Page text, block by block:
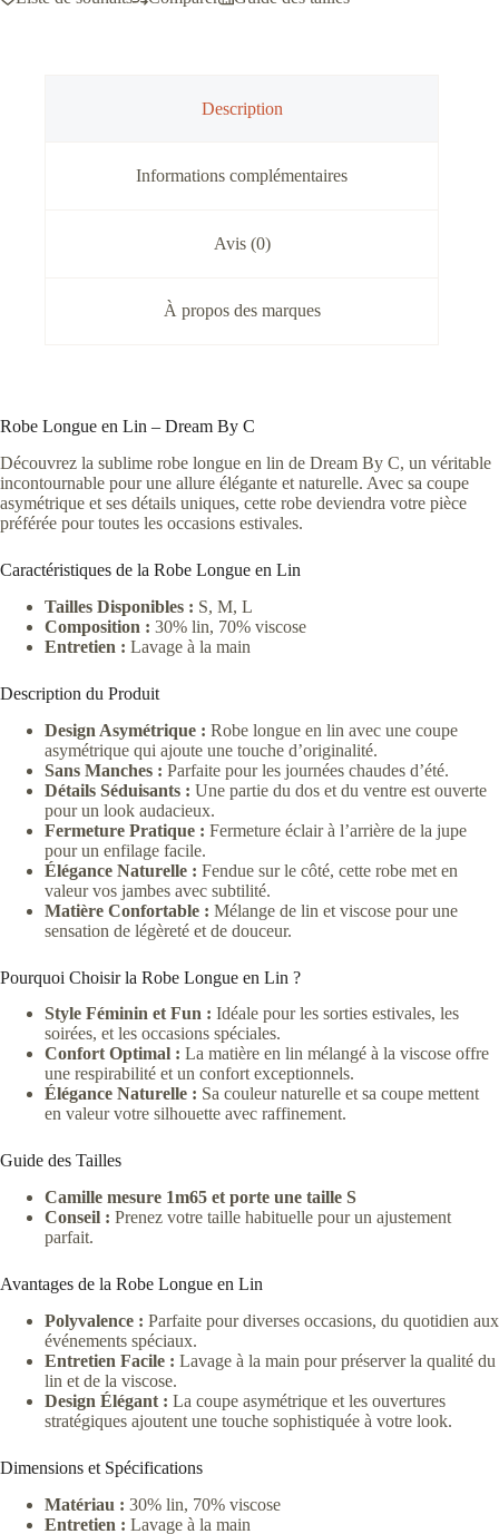
Description
Informations complémentaires
Avis (0)
À propos des marques
Robe Longue en Lin – Dream By C
Découvrez la sublime robe longue en lin de Dream By C, un véritable
incontournable pour une allure élégante et naturelle. Avec sa coupe
asymétrique et ses détails uniques, cette robe deviendra votre pièce
préférée pour toutes les occasions estivales.
Caractéristiques de la Robe Longue en Lin
Tailles Disponibles : S, M, L
Composition : 30% lin, 70% viscose
Entretien : Lavage à la main
Description du Produit
Design Asymétrique : Robe longue en lin avec une coupe
asymétrique qui ajoute une touche d’originalité.
Sans Manches : Parfaite pour les journées chaudes d’été.
Détails Séduisants : Une partie du dos et du ventre est ouverte
pour un look audacieux.
Fermeture Pratique : Fermeture éclair à l’arrière de la jupe
pour un enfilage facile.
Élégance Naturelle : Fendue sur le côté, cette robe met en
valeur vos jambes avec subtilité.
Matière Confortable : Mélange de lin et viscose pour une
sensation de légèreté et de douceur.
Pourquoi Choisir la Robe Longue en Lin ?
Style Féminin et Fun : Idéale pour les sorties estivales, les
soirées, et les occasions spéciales.
Confort Optimal : La matière en lin mélangé à la viscose offre
une respirabilité et un confort exceptionnels.
Élégance Naturelle : Sa couleur naturelle et sa coupe mettent
en valeur votre silhouette avec raffinement.
Guide des Tailles
Camille mesure 1m65 et porte une taille S
Conseil : Prenez votre taille habituelle pour un ajustement
parfait.
Avantages de la Robe Longue en Lin
Polyvalence : Parfaite pour diverses occasions, du quotidien aux
événements spéciaux.
Entretien Facile : Lavage à la main pour préserver la qualité du
lin et de la viscose.
Design Élégant : La coupe asymétrique et les ouvertures
stratégiques ajoutent une touche sophistiquée à votre look.
Dimensions et Spécifications
Matériau : 30% lin, 70% viscose
Entretien : Lavage à la main